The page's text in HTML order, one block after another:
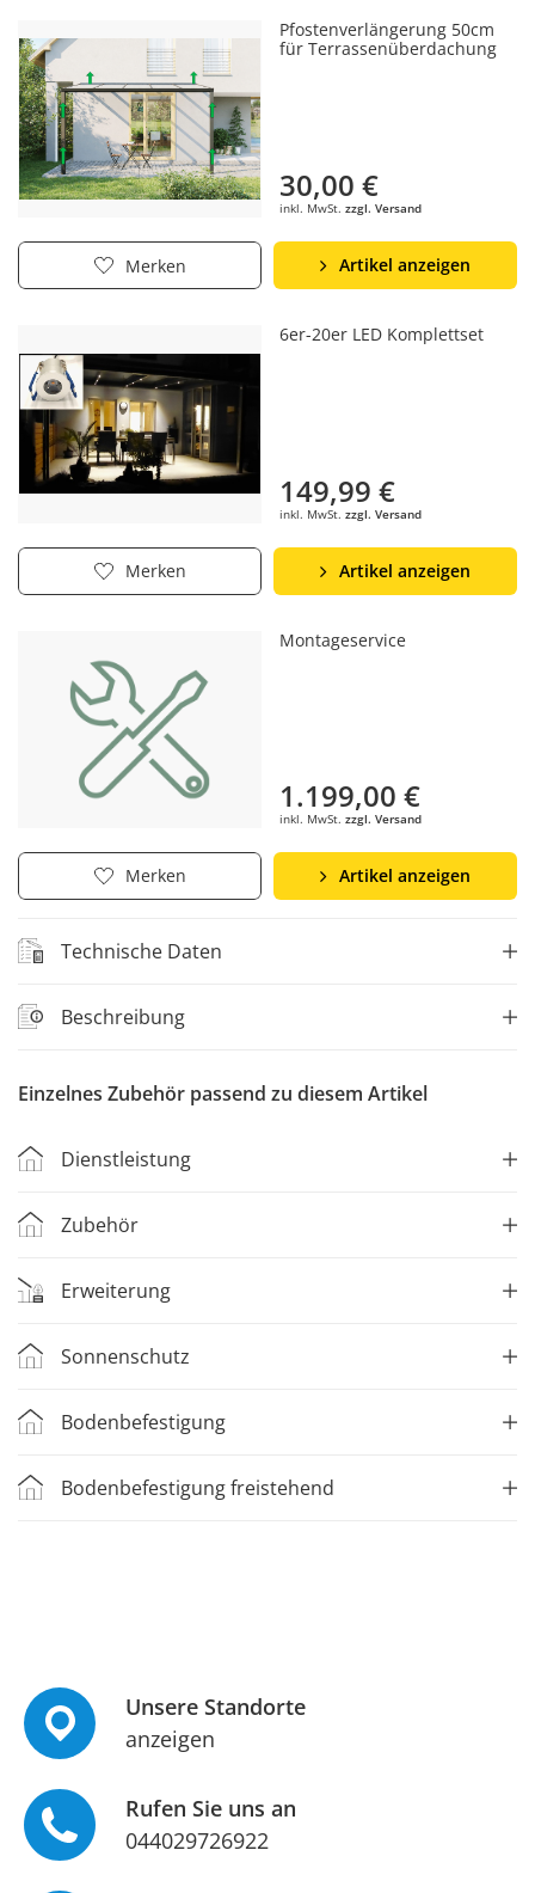
Pfostenverlängerung 50cm
für Terrassenüberdachung
30,00 €
inkl. MwSt. zzgl. Versand
Merken Artikel anzeigen
6er-20er LED Komplettset
149,99 €
inkl. MwSt. zzgl. Versand
Merken Artikel anzeigen
Montageservice
1.199,00 €
inkl. MwSt. zzgl. Versand
Merken Artikel anzeigen
Technische Daten
Beschreibung
Einzelnes Zubehör passend zu diesem Artikel
Dienstleistung
Zubehör
Erweiterung
Sonnenschutz
Bodenbefestigung
Bodenbefestigung freistehend
Unsere Standorte
anzeigen
Rufen Sie uns an
044029726922